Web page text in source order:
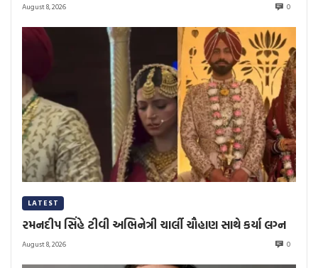
August 8, 2026 0
LATEST
રમનદીપ સિંહે ટીવી અભિનેત્રી ચાર્લી ચૌહાણ સાથે કર્યા લગ્ન
August 8, 2026 0